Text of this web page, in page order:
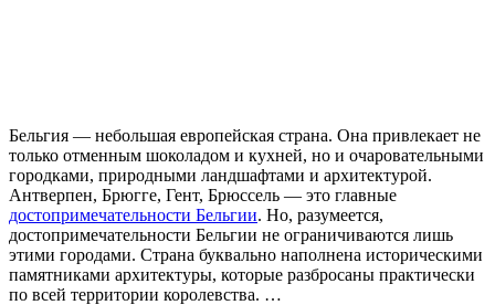
Бельгия — небольшая европейская страна. Она привлекает не
только отменным шоколадом и кухней, но и очаровательными
городками, природными ландшафтами и архитектурой.
Антверпен, Брюгге, Гент, Брюссель — это главные
достопримечательности Бельгии. Но, разумеется,
достопримечательности Бельгии не ограничиваются лишь
этими городами. Страна буквально наполнена историческими
памятниками архитектуры, которые разбросаны практически
по всей территории королевства. …